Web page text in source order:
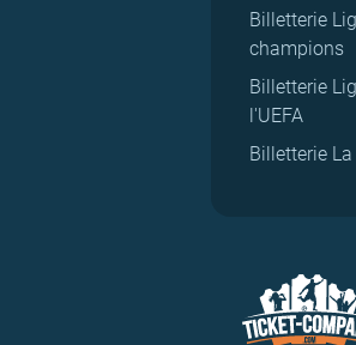
Billetterie
champions
Billetterie
l'UEFA
Billetterie